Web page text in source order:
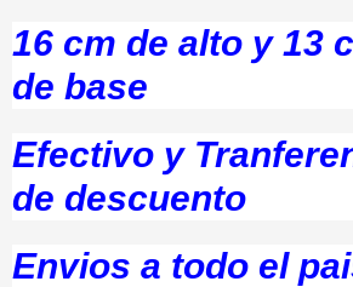
16 cm de alto y 13
de base
Efectivo y
de descuento
Envios a todo el